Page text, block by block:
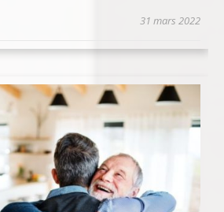
31 mars 2022